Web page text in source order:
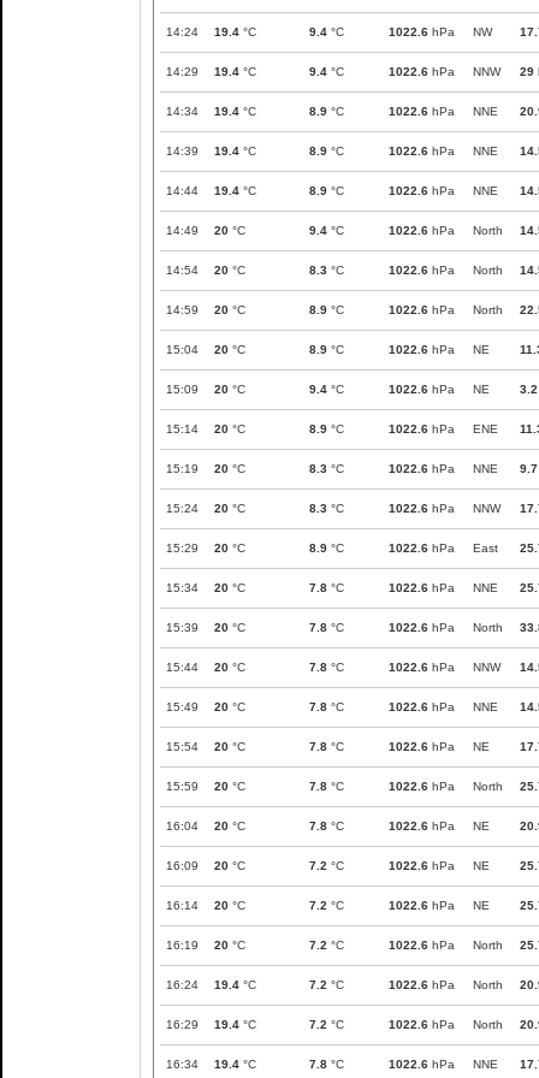
14:24 19.4 °C 9.4 °C 1022.6 hPa NW
14:29 19.4 °C 9.4 °C 1022.6 hPa NNW 29
14:34 19.4 °C 8.9 °C 1022.6 hPa NNE
14:39 19.4 °C 8.9 °C 1022.6 hPa NNE
14:44 19.4 °C 8.9 °C 1022.6 hPa NNE
14:49 20 °C 9.4 °C 1022.6 hPa North
14:54 20 °C 8.3 °C 1022.6 hPa North
14:59 20 °C 8.9 °C 1022.6 hPa North
15:04 20 °C 8.9 °C 1022.6 hPa NE
15:09 20 °C 9.4 °C 1022.6 hPa NE 3.2
15:14 20 °C 8.9 °C 1022.6 hPa ENE
15:19 20 °C 8.3 °C 1022.6 hPa NNE 9.7
15:24 20 °C 8.3 °C 1022.6 hPa NNW
15:29 20 °C 8.9 °C 1022.6 hPa East
15:34 20 °C 7.8 °C 1022.6 hPa NNE
15:39 20 °C 7.8 °C 1022.6 hPa North
15:44 20 °C 7.8 °C 1022.6 hPa NNW
15:49 20 °C 7.8 °C 1022.6 hPa NNE
15:54 20 °C 7.8 °C 1022.6 hPa NE
15:59 20 °C 7.8 °C 1022.6 hPa North
16:04 20 °C 7.8 °C 1022.6 hPa NE
16:09 20 °C 7.2 °C 1022.6 hPa NE
16:14 20 °C 7.2 °C 1022.6 hPa NE
16:19 20 °C 7.2 °C 1022.6 hPa North
16:24 19.4 °C 7.2 °C 1022.6 hPa North
16:29 19.4 °C 7.2 °C 1022.6 hPa North
16:34 19.4 °C 7.8 °C 1022.6 hPa NNE